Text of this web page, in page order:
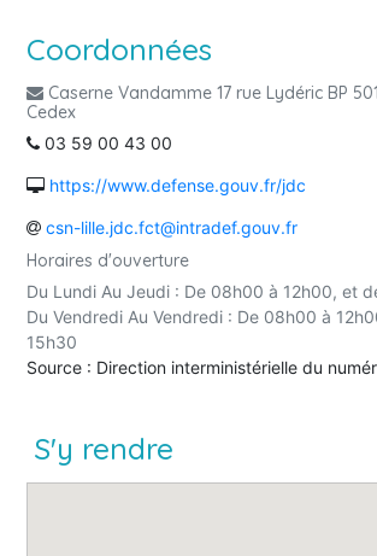
Coordonnées
Caserne Vandamme 17 rue Lydéric BP
Cedex
03 59 00 43 00
https://www.defense.gouv.fr/jdc
csn-lille.jdc.fct@intradef.gouv.fr
Horaires d'ouverture
Du Lundi Au Jeudi : De 08h00 à 12h00, et
Du Vendredi Au Vendredi : De 08h00 à
15h30
Source : Direction interministérielle du
S'y rendre